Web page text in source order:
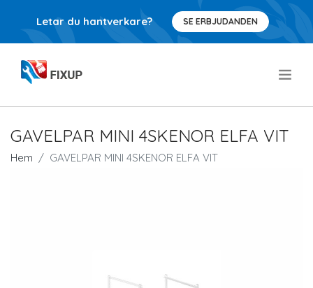
Letar du hantverkare? SE ERBJUDANDEN
GAVELPAR MINI 4SKENOR ELFA VIT
Hem GAVELPAR MINI 4SKENOR ELFA VIT